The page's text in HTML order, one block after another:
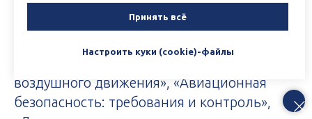
Центры повышения квалификации для
воздушного движения», «Авиационная
безопасность: требования и контроль»,
Принять всё
Настроить куки (cookie)-файлы